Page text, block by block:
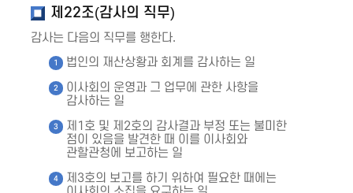
제22조(감사의 직무)
감사는 다음의 직무를 행한다.
법인의 재산상황과 회계를 감사하는 일
이사회의 운영과 그 업무에 관한 사항을
감사하는 일
제1호 및 제2호의 감사결과 부정 또는 불미한
점이 있음을 발견한 때 이를 이사회와
관할관청에 보고하는 일
제3호의 보고를 하기 위하여 필요한 때에는